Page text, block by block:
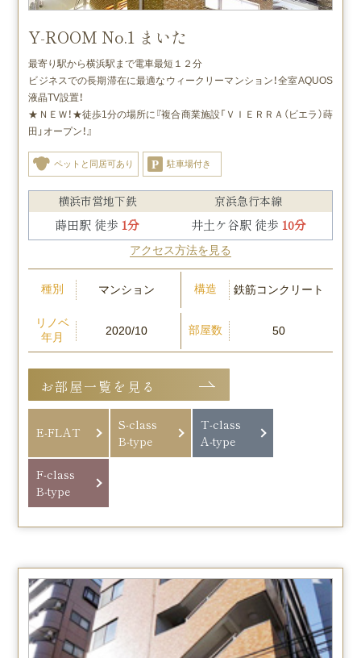
Y-ROOM No.1 まいた
最寄り駅から横浜駅まで電車最短１２分
ビジネスでの長期滞在に最適なウィークリーマンション！全室AQUOS
液晶TV設置！
★ＮＥＷ！★徒歩1分の場所に『複合商業施設「ＶＩＥＲＲＡ（ビエラ）蒔
田」オープン！』
ペットと同居可あり 駐車場付き
横浜市営地下鉄
蒔田駅 徒歩 1分
京浜急行本線
井土ケ谷駅 徒歩 10分
アクセス方法を見る
種別 マンション 構造 鉄筋コンクリート
リノベ
年月
2020/10 部屋数 50
お部屋一覧を見る
E-FLAT
S-class
B-type
T-class
A-type
F-class
B-type